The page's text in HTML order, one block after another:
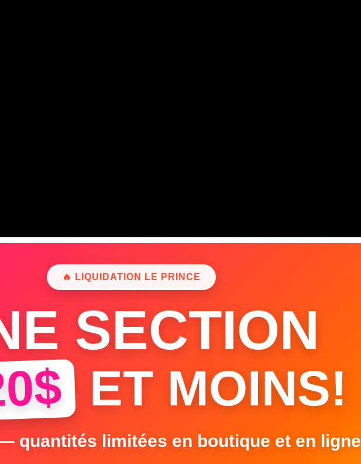
🔥 LIQUIDATION LE PRINCE
SECTION
ET MOINS!
quantités limitées en boutique et en ligne